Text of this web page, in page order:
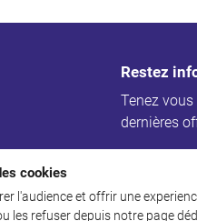
Restez
Tenez
dernières
cookies
l'audience et offrir une
les refuser depuis notre page